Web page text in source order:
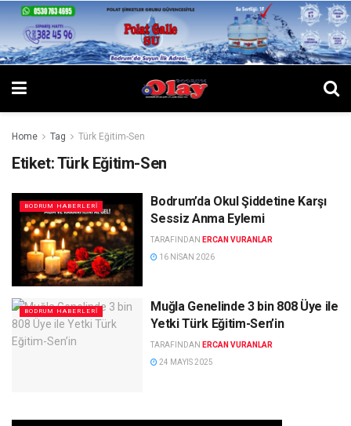
Home Tag Türk Eğitim-Sen
Etiket:Türk Eğitim-Sen
BODRUM HABERLERI
Bodrum’da Okul Şiddetine Karşı
Sessiz Anma Eylemi
TARAFINDAN ERCAN VURANLAR
16 NISAN 2026
BODRUM HABERLERI
Muğla Genelinde 3 bin 808 Üye ile
Yetki Türk Eğitim-Sen’in
TARAFINDAN ERCAN VURANLAR
24 MAYIS 2025